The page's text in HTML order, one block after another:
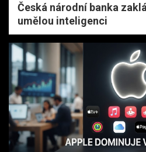
Česká národní banka
umělou inteligenci